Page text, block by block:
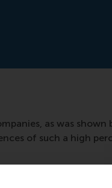
as was shown
of such a high